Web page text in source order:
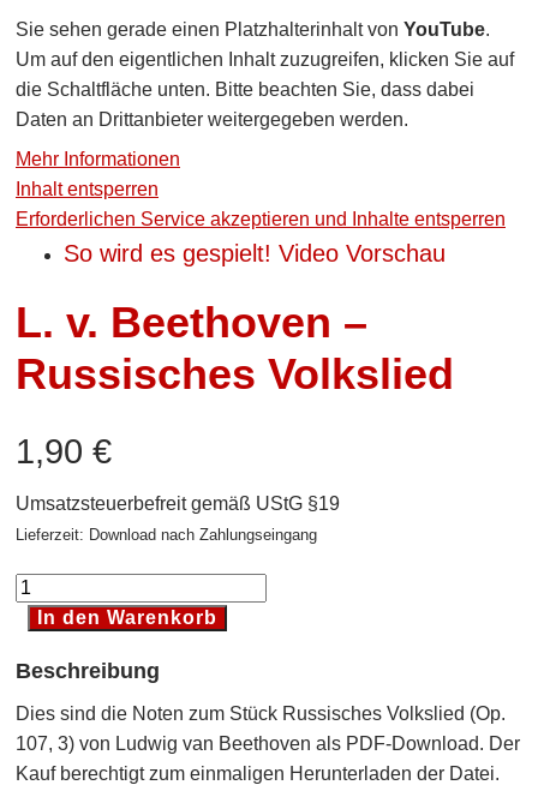
Open
popup
with
video
Sie sehen gerade einen Platzhalterinhalt von YouTube.
Um auf den eigentlichen Inhalt zuzugreifen, klicken Sie auf
die Schaltfläche unten. Bitte beachten Sie, dass dabei
Daten an Drittanbieter weitergegeben werden.
Mehr Informationen
Inhalt entsperren
Erforderlichen Service akzeptieren und Inhalte entsperren
So wird es gespielt! Video Vorschau
L. v. Beethoven –
Russisches Volkslied
1,90 €
Umsatzsteuerbefreit gemäß UStG §19
Lieferzeit: Download nach Zahlungseingang
L.
-
Russisches
Volkslied
[Digital]
In den Warenkorb
Beschreibung
Dies sind die Noten zum Stück Russisches Volkslied (Op.
107, 3) von Ludwig van Beethoven als PDF-Download. Der
Kauf berechtigt zum einmaligen Herunterladen der Datei.